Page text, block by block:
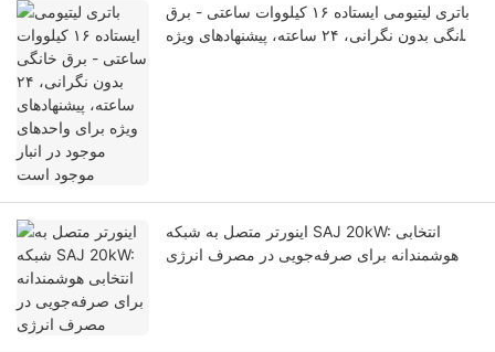
باتری لیتیومی ایستاده ۱۶ کیلووات ساعتی - برق
خانگی بدون نگرانی، ۲۴ ساعته، پیشنهادهای ویژه
اینورتر متصل به شبکه SAJ 20kW: انتخابی
هوشمندانه برای صرفه‌جویی در مصرف انرژی